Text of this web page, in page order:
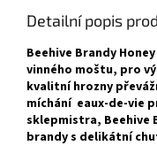
Detailní popis
Beehive Brandy
vinného moštu, pro
kvalitní hrozny
míchání eaux-de-vie
sklepmistra, Beehive
brandy s delikátní